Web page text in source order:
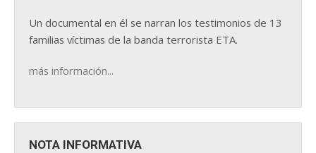
Un documental en él se narran los testimonios de 13
familias víctimas de la banda terrorista ETA.
más información...
NOTA INFORMATIVA